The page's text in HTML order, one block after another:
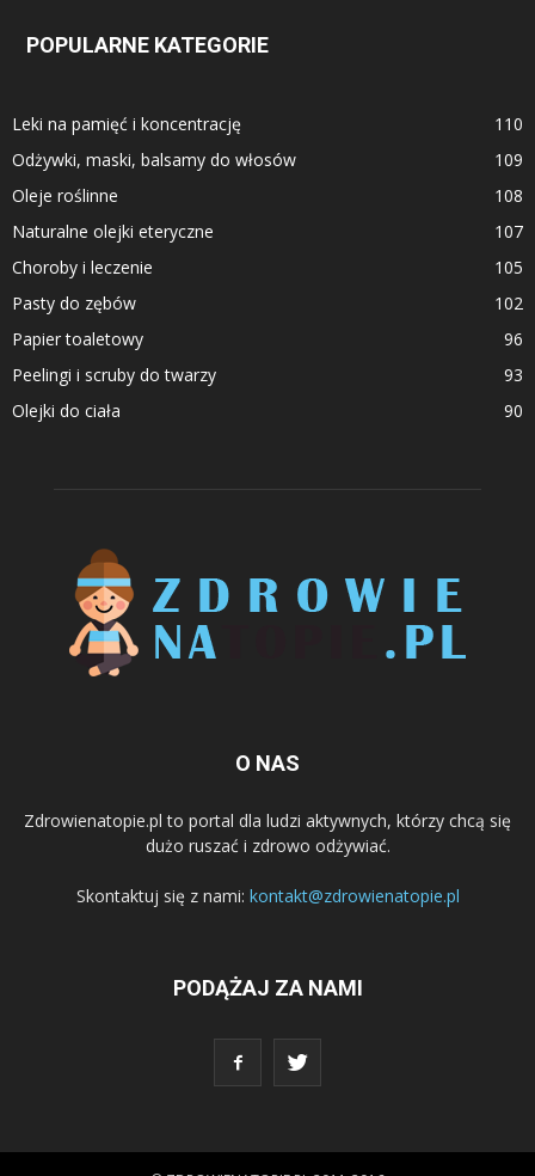
POPULARNE KATEGORIE
Leki na pamięć i koncentrację
110
Odżywki, maski, balsamy do włosów
109
Oleje roślinne
108
Naturalne olejki eteryczne
107
Choroby i leczenie
105
Pasty do zębów
102
Papier toaletowy
96
Peelingi i scruby do twarzy
93
Olejki do ciała
90
O NAS
Zdrowienatopie.pl to portal dla ludzi aktywnych, którzy chcą się
dużo ruszać i zdrowo odżywiać.
Skontaktuj się z nami: kontakt@zdrowienatopie.pl
PODĄŻAJ ZA NAMI